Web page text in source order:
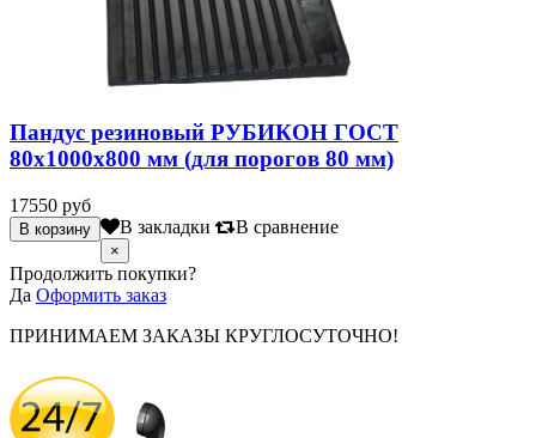
Пандус резиновый РУБИКОН ГОСТ
80х1000х800 мм (для порогов 80 мм)
17550 руб
В закладки В сравнение
×
Продолжить покупки?
Да Оформить заказ
ПРИНИМАЕМ ЗАКАЗЫ КРУГЛОСУТОЧНО!